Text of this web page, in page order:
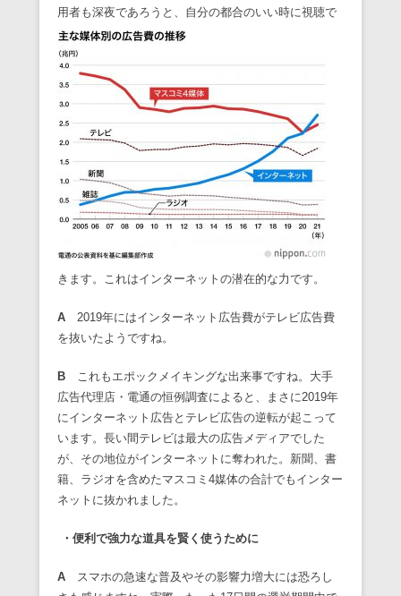
用者も深夜であろうと、自分の都合のいい時に視聴で
きます。これはインターネットの潜在的な力です。
A 2019年にはインターネット広告費がテレビ広告費
を抜いたようですね。
B これもエポックメイキングな出来事ですね。大手
広告代理店・電通の恒例調査によると、まさに2019年
にインターネット広告とテレビ広告の逆転が起こって
います。長い間テレビは最大の広告メディアでした
が、その地位がインターネットに奪われた。新聞、書
籍、ラジオを含めたマスコミ4媒体の合計でもインター
ネットに抜かれました。
・便利で強力な道具を賢く使うために
A
スマホの急速な普及やその影響力増大には恐ろし